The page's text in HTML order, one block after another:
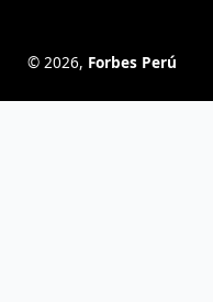
© 2026, Forbes Perú